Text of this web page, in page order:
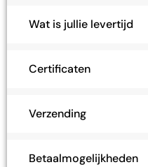
Wat is jullie levertijd
Certificaten
Verzending
Betaalmogelijkheden